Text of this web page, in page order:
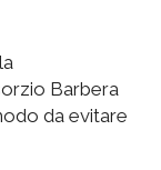
Barbera
da evitare